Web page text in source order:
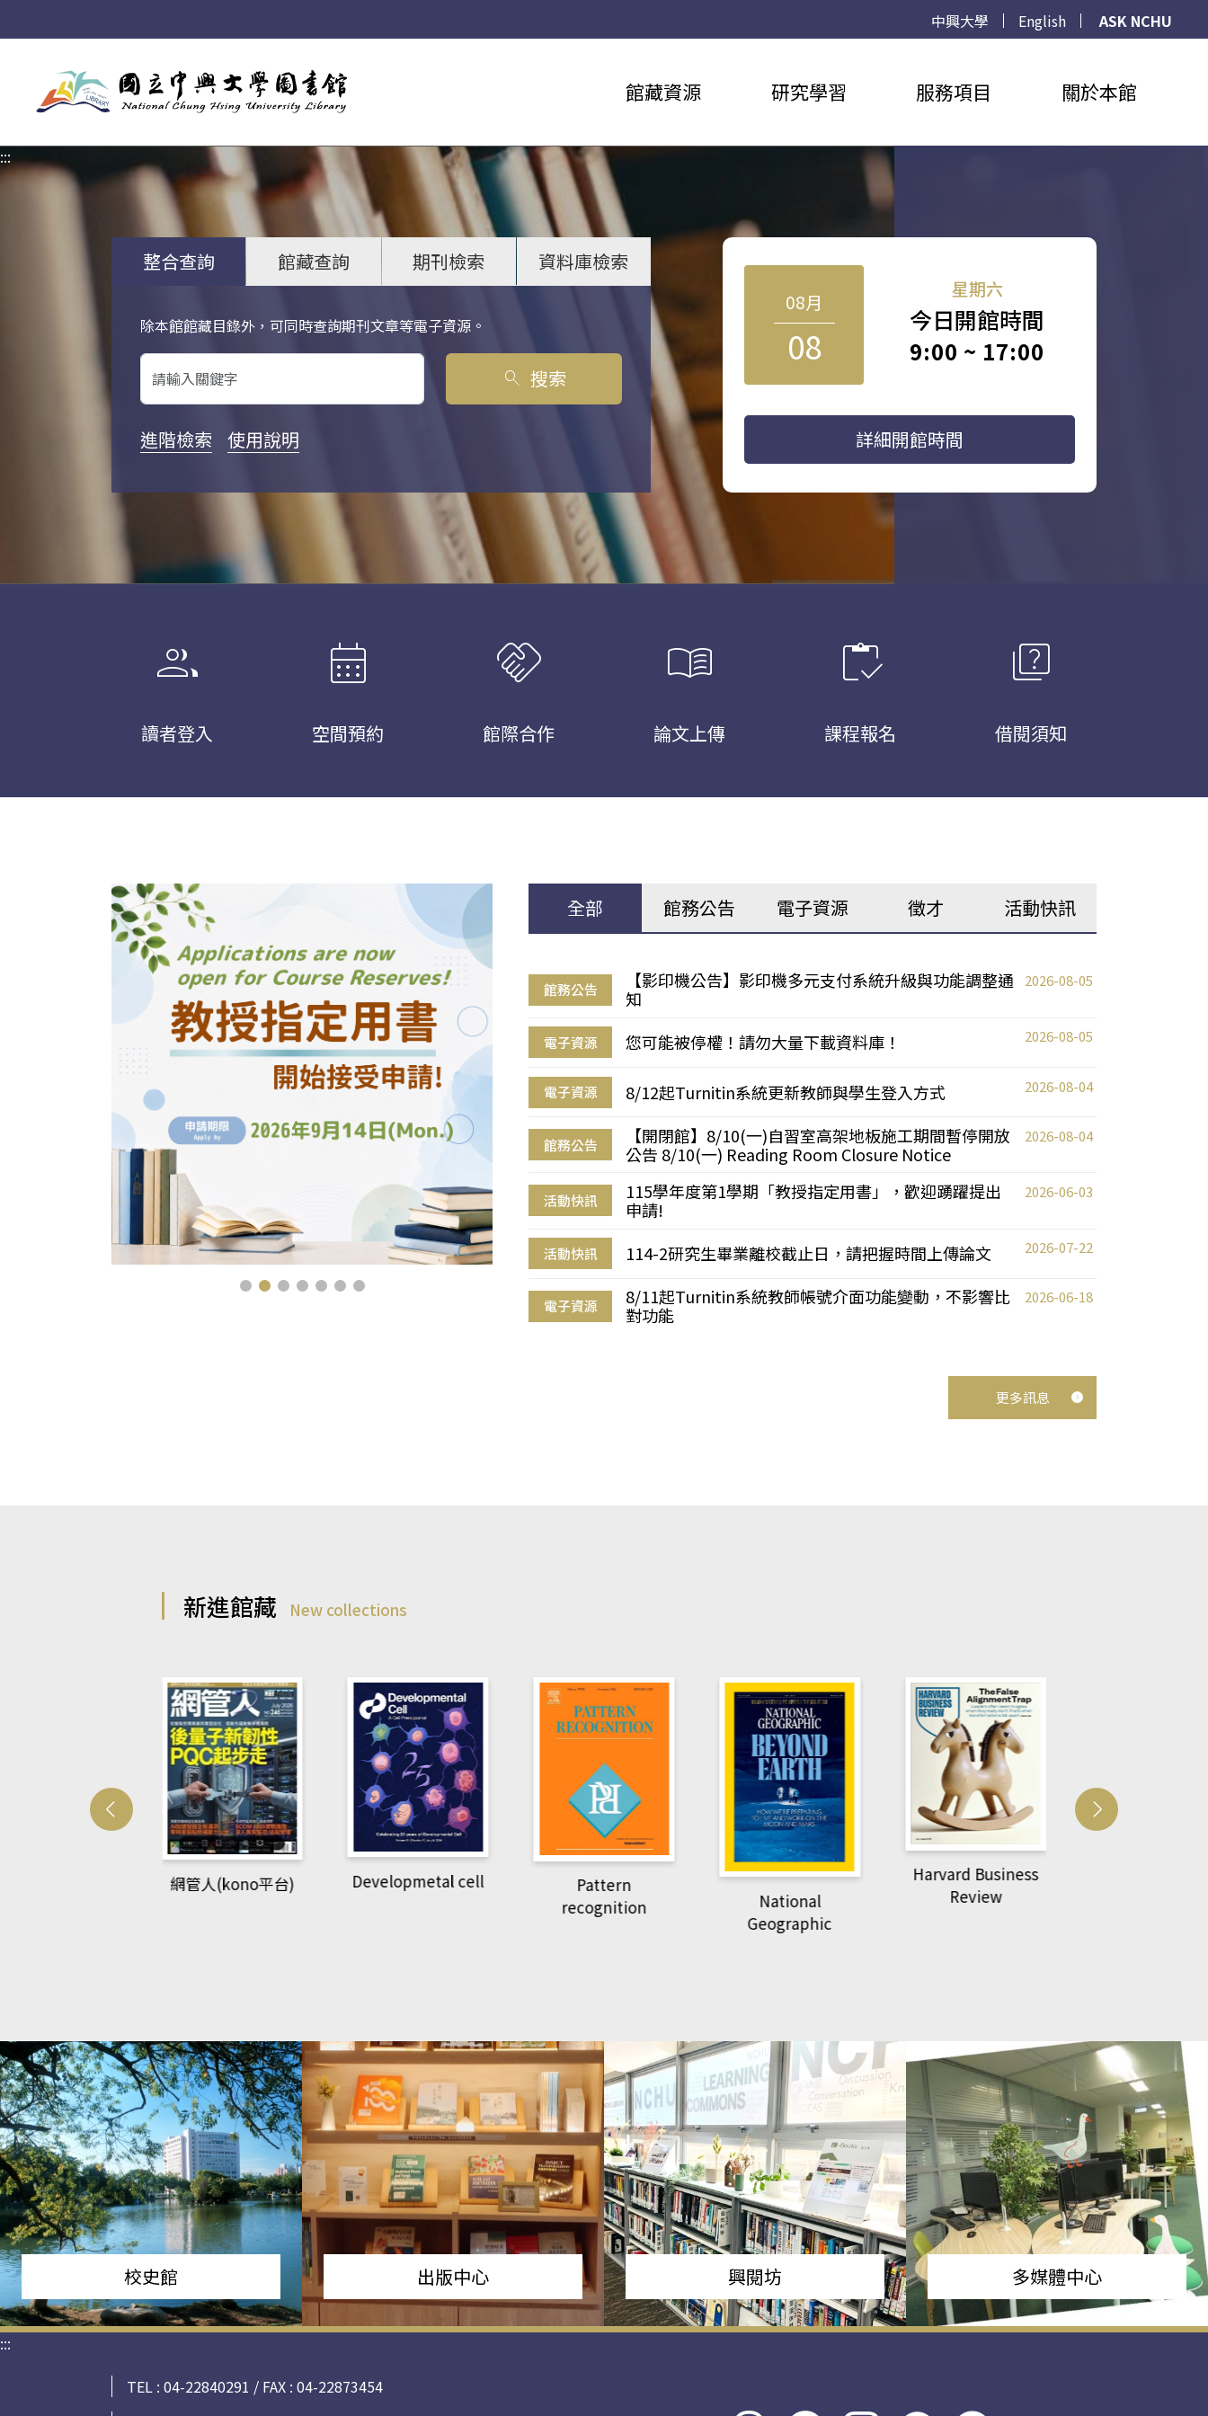
中興大學 English
ASK NCHU
館藏資源 研究學習 服務項目 關於本館
:::
整合查詢 館藏查詢 期刊檢索 資料庫檢索
除本館館藏目錄外，可同時查詢期刊文章等電子資源。
關鍵字搜尋
search 搜索
進階檢索 使用說明
08月
08
星期六
今日開館時間
9:00 ~ 17:00
詳細開館時間
group
讀者登入
calendar_month
空間預約
handshake
館際合作
menu_book
論文上傳
inventory
課程報名
quiz
借閱須知
全部 館務公告 電子資源 徵才 活動快訊
館務公告
【影印機公告】影印機多元支付系統升級與功能調整通
知
2026-08-05
電子資源 您可能被停權！請勿大量下載資料庫！ 2026-08-05
電子資源 8/12起Turnitin系統更新教師與學生登入方式 2026-08-04
館務公告
【開閉館】8/10(一)自習室高架地板施工期間暫停開放
公告 8/10(一) Reading Room Closure Notice
2026-08-04
活動快訊
115學年度第1學期「教授指定用書」，歡迎踴躍提出
申請!
2026-06-03
活動快訊 114-2研究生畢業離校截止日，請把握時間上傳論文 2026-07-22
電子資源
8/11起Turnitin系統教師帳號介面功能變動，不影響比
對功能
2026-06-18
更多訊息
新進館藏 New collections
網管人(kono平台) Developmetal cell
Pattern
recognition
National
Geographic
Harvard Business
Review
校史館 出版中心 興閱坊 多媒體中心
:::
TEL : 04-22840291 / FAX : 04-22873454